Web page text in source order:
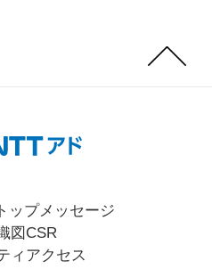
ップメッセージ
図 CSR
ィ アクセス